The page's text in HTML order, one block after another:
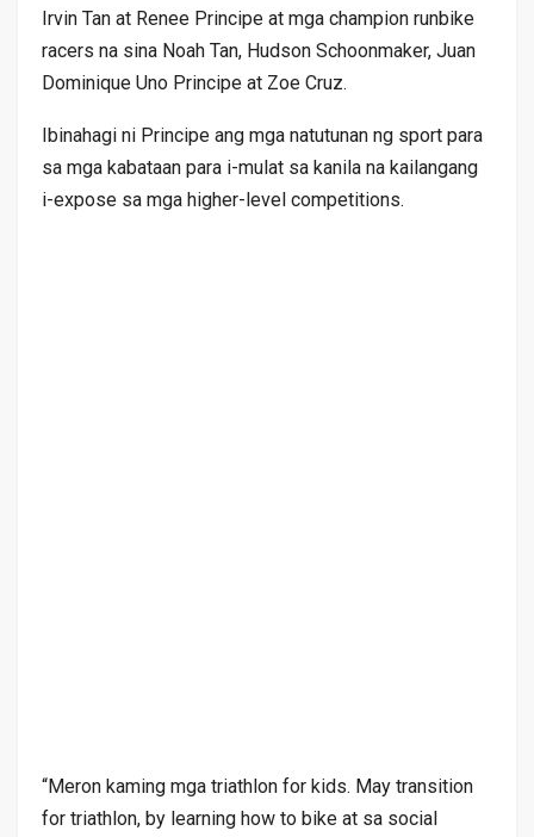
Irvin Tan at Renee Principe at mga champion runbike
racers na sina Noah Tan, Hudson Schoonmaker, Juan
Dominique Uno Principe at Zoe Cruz.
Ibinahagi ni Principe ang mga natutunan ng sport para
sa mga kabataan para i-mulat sa kanila na kailangang
i-expose sa mga higher-level competitions.
“Meron kaming mga triathlon for kids. May transition
for triathlon, by learning how to bike at sa social